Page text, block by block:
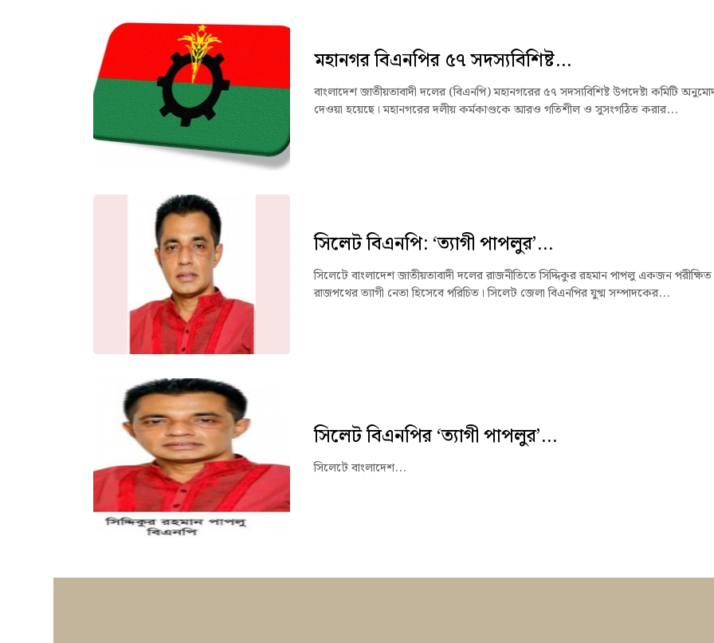
মহানগর বিএনপির ৫৭ সদস্যবিশিষ্ট...
বাংলাদেশ জাতীয়তাবাদী দলের (বিএনপি) মহানগরের ৫৭ সদস্যবিশিষ্ট উপদেষ্টা কমিটি
দেওয়া হয়েছে। মহানগরের দলীয় কর্মকাণ্ডকে আরও গতিশীল ও সুসংগঠিত করার...
সিলেট বিএনপি: ‘ত্যাগী পাপলুর’...
সিলেটে বাংলাদেশ জাতীয়তাবাদী দলের রাজনীতিতে সিদ্দিকুর রহমান পাপলু একজন
রাজপথের ত্যাগী নেতা হিসেবে পরিচিত। সিলেট জেলা বিএনপির যুগ্ম সম্পাদকের...
সিলেট বিএনপির ‘ত্যাগী পাপলুর’...
সিলেটে বাংলাদেশ...